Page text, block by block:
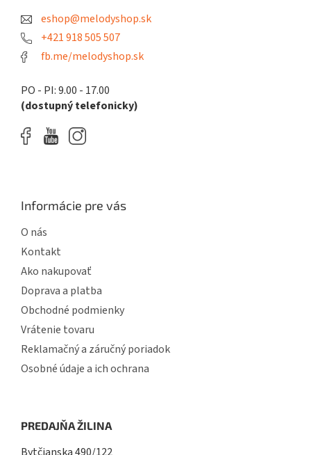
eshop@melodyshop.sk
+421 918 505 507
fb.me/melodyshop.sk
PO - PI: 9.00 - 17.00
(dostupný telefonicky)
Informácie pre vás
O nás
Kontakt
Ako nakupovať
Doprava a platba
Obchodné podmienky
Vrátenie tovaru
Reklamačný a záručný poriadok
Osobné údaje a ich ochrana
PREDAJŇA ŽILINA